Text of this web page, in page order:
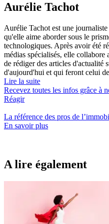
Aurélie Tachot
Aurélie Tachot est une
qu'elle aime aborder sous le
technologiques. Après avoir été
médias spécialisés, elle
de rédiger des articles d'actualité
d'aujourd'hui et qui feront celui
Lire la suite
Recevez toutes les infos grâce à
Réagir
La référence des pros de
En savoir plus
A lire également